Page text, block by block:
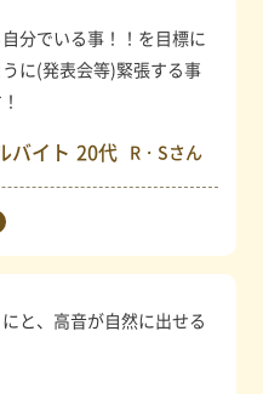
分でいる事！！を目標に
に(発表会等)緊張する事
バイト 20代 R・Sさん
と、高音が自然に出せる